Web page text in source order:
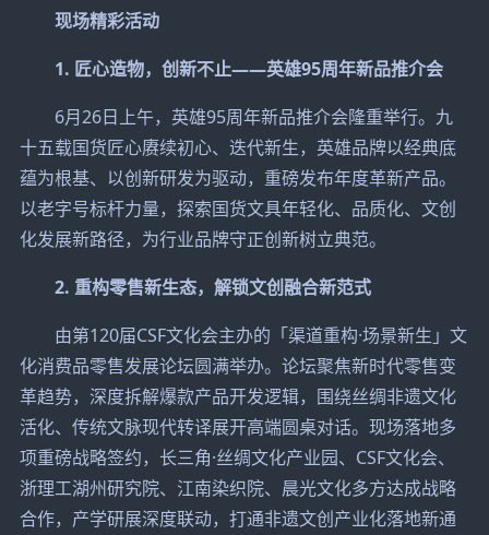
现场精彩活动
1. 匠心造物，创新不止——英雄95周年新品推介会
6月26日上午，英雄95周年新品推介会隆重举行。九
十五载国货匠心赓续初心、迭代新生，英雄品牌以经典底
蕴为根基、以创新研发为驱动，重磅发布年度革新产品。
以老字号标杆力量，探索国货文具年轻化、品质化、文创
化发展新路径，为行业品牌守正创新树立典范。
2. 重构零售新生态，解锁文创融合新范式
由第120届CSF文化会主办的「渠道重构·场景新生」文
化消费品零售发展论坛圆满举办。论坛聚焦新时代零售变
革趋势，深度拆解爆款产品开发逻辑，围绕丝绸非遗文化
活化、传统文脉现代转译展开高端圆桌对话。现场落地多
项重磅战略签约，长三角·丝绸文化产业园、CSF文化会、
浙理工湖州研究院、江南染织院、晨光文化多方达成战略
合作，产学研展深度联动，打通非遗文创产业化落地新通